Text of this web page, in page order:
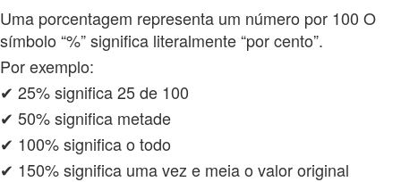
Uma porcentagem representa um número por 100 O
símbolo “%” significa literalmente “por cento”.
Por exemplo:
✔ 25% significa 25 de 100
✔ 50% significa metade
✔ 100% significa o todo
✔ 150% significa uma vez e meia o valor original